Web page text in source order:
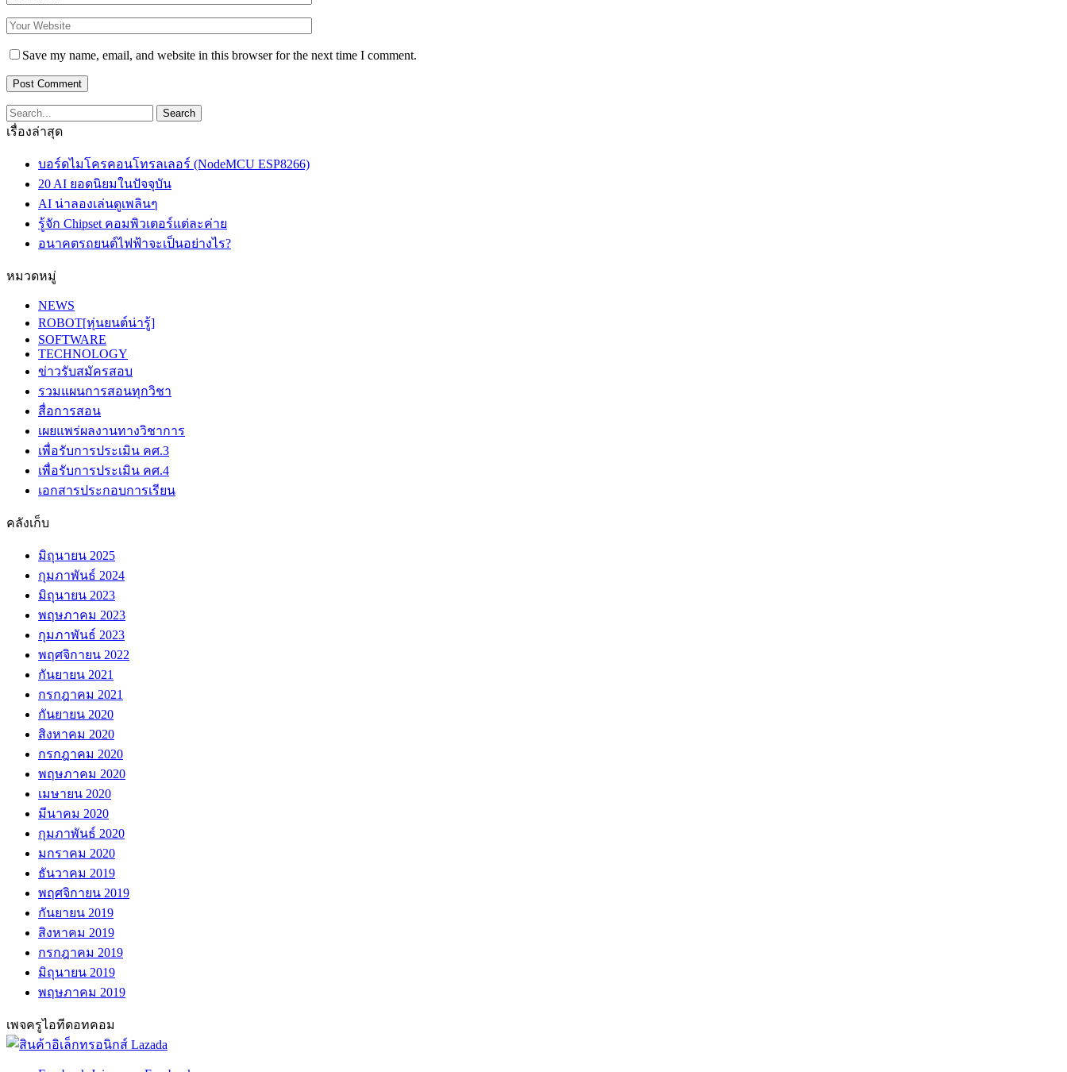
Save my name, email, and website in this browser for the next time I comment.
เรื่องล่าสุด
บอร์ดไมโครคอนโทรลเลอร์ (NodeMCU ESP8266)
20 AI ยอดนิยมในปัจจุบัน
AI น่าลองเล่นดูเพลินๆ
รู้จัก Chipset คอมพิวเตอร์แต่ละค่าย
อนาคตรถยนต์ไฟฟ้าจะเป็นอย่างไร?
หมวดหมู่
NEWS
ROBOT[หุ่นยนต์น่ารู้]
SOFTWARE
TECHNOLOGY
ข่าวรับสมัครสอบ
รวมแผนการสอนทุกวิชา
สื่อการสอน
เผยแพร่ผลงานทางวิชาการ
เพื่อรับการประเมิน คศ.3
เพื่อรับการประเมิน คศ.4
เอกสารประกอบการเรียน
คลังเก็บ
มิถุนายน 2025
กุมภาพันธ์ 2024
มิถุนายน 2023
พฤษภาคม 2023
กุมภาพันธ์ 2023
พฤศจิกายน 2022
กันยายน 2021
กรกฎาคม 2021
กันยายน 2020
สิงหาคม 2020
กรกฎาคม 2020
พฤษภาคม 2020
เมษายน 2020
มีนาคม 2020
กุมภาพันธ์ 2020
มกราคม 2020
ธันวาคม 2019
พฤศจิกายน 2019
กันยายน 2019
สิงหาคม 2019
กรกฎาคม 2019
มิถุนายน 2019
พฤษภาคม 2019
เพจครูไอทีดอทคอม